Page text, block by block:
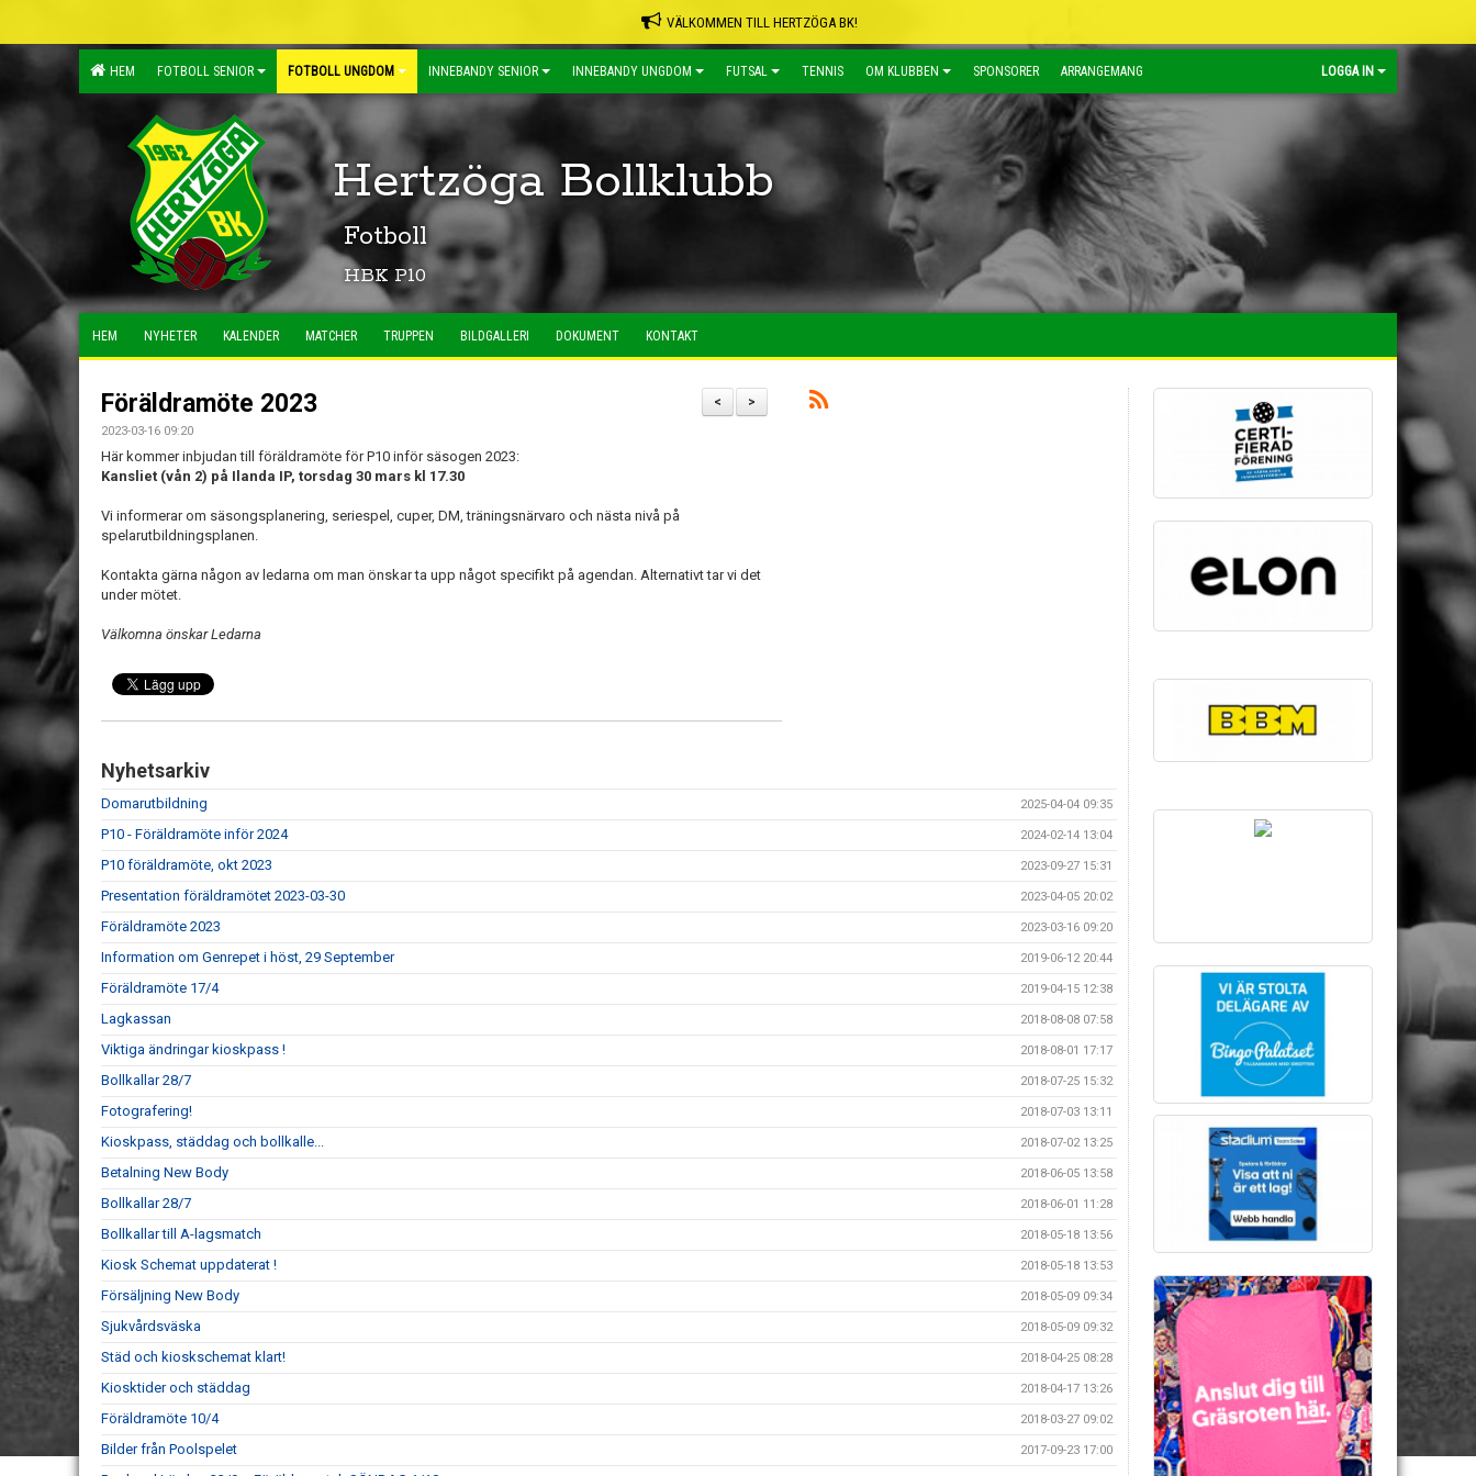
VÄLKOMMEN TILL HERTZÖGA BK!
HEM FOTBOLL SENIOR FOTBOLL UNGDOM INNEBANDY SENIOR INNEBANDY UNGDOM FUTSAL TENNIS OM KLUBBEN SPONSORER ARRANGEMANG LOGGA IN
Hertzöga Bollklubb
Fotboll
HBK P10
HEM NYHETER KALENDER MATCHER TRUPPEN BILDGALLERI DOKUMENT KONTAKT
>
<
Föräldramöte 2023
2023-03-16 09:20
Här kommer inbjudan till föräldramöte för P10 inför säsogen 2023:
Kansliet (vån 2) på Ilanda IP, torsdag 30 mars kl 17.30
Vi informerar om säsongsplanering, seriespel, cuper, DM, träningsnärvaro och nästa nivå på
spelarutbildningsplanen.
Kontakta gärna någon av ledarna om man önskar ta upp något specifikt på agendan. Alternativt tar vi det
under mötet.
Välkomna önskar Ledarna
Nyhetsarkiv
Domarutbildning 2025-04-04 09:35
P10 - Föräldramöte inför 2024 2024-02-14 13:04
P10 föräldramöte, okt 2023 2023-09-27 15:31
Presentation föräldramötet 2023-03-30 2023-04-05 20:02
Föräldramöte 2023 2023-03-16 09:20
Information om Genrepet i höst, 29 September 2019-06-12 20:44
Föräldramöte 17/4 2019-04-15 12:38
Lagkassan 2018-08-08 07:58
Viktiga ändringar kioskpass ! 2018-08-01 17:17
Bollkallar 28/7 2018-07-25 15:32
Fotografering! 2018-07-03 13:11
Kioskpass, städdag och bollkalle... 2018-07-02 13:25
Betalning New Body 2018-06-05 13:58
Bollkallar 28/7 2018-06-01 11:28
Bollkallar till A-lagsmatch 2018-05-18 13:56
Kiosk Schemat uppdaterat ! 2018-05-18 13:53
Försäljning New Body 2018-05-09 09:34
Sjukvårdsväska 2018-05-09 09:32
Städ och kioskschemat klart! 2018-04-25 08:28
Kiosktider och städdag 2018-04-17 13:26
Föräldramöte 10/4 2018-03-27 09:02
Bilder från Poolspelet 2017-09-23 17:00